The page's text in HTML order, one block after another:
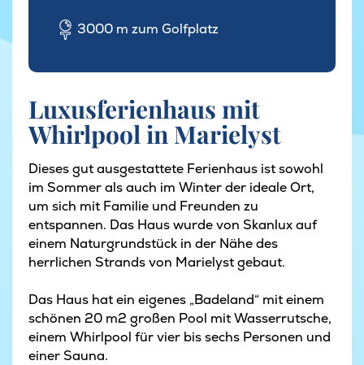
3000 m zum Golfplatz
Luxusferienhaus mit
Whirlpool in Marielyst
Dieses gut ausgestattete Ferienhaus ist sowohl
im Sommer als auch im Winter der ideale Ort,
um sich mit Familie und Freunden zu
entspannen. Das Haus wurde von Skanlux auf
einem Naturgrundstück in der Nähe des
herrlichen Strands von Marielyst gebaut.
Das Haus hat ein eigenes „Badeland“ mit einem
schönen 20 m2 großen Pool mit Wasserrutsche,
einem Whirlpool für vier bis sechs Personen und
einer Sauna.